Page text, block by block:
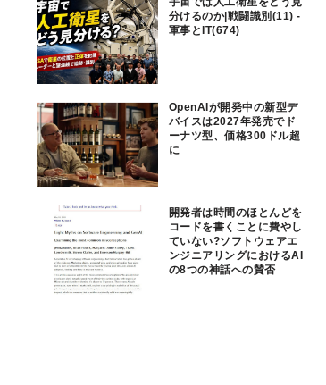
分けるのか|戦闘識別(11) -
軍事とIT(674)
OpenAIが開発中の新型デ
バイスは2027年発売でド
ーナツ型、価格300ドル超
に
開発者は時間のほとんどを
コードを書くことに費やし
ていない?ソフトウェアエ
ンジニアリングにおけるAI
の8つの神話への賛否